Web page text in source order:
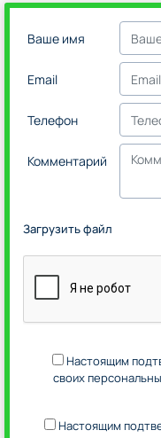
Ваше имя
Email
Телефон
Комментарий
Загрузить файл
Настоящим
своих
Настоящим